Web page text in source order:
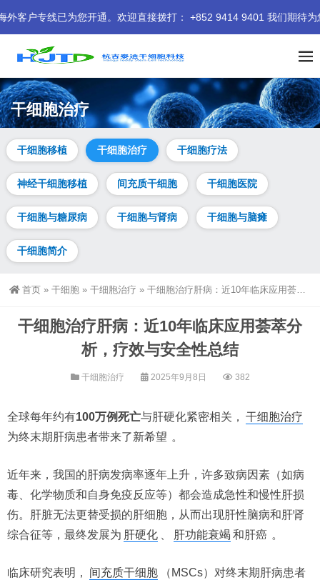
线已为您开通。欢迎直接拨打： +852 9414 9401 我们期待为您服务
干细胞治疗
干细胞移植 干细胞治疗 干细胞疗法
神经干细胞移植 间充质干细胞 干细胞医院
干细胞与糖尿病 干细胞与肾病 干细胞与脑瘫
干细胞简介
首页 » 干细胞 » 干细胞治疗 » 干细胞治疗肝病：近10年临床应用荟萃分析，疗效与安全性总结
干细胞治疗肝病：近10年临床应用荟萃分
析，疗效与安全性总结
干细胞治疗 2025年9月8日 382
全球每年约有100万例死亡与肝硬化紧密相关， 干细胞治疗
为终末期肝病患者带来了新希望 。
近年来，我国的肝病发病率逐年上升，许多致病因素（如病
毒、化学物质和自身免疫反应等）都会造成急性和慢性肝损
伤。肝脏无法更替受损的肝细胞，从而出现肝性脑病和肝肾
综合征等，最终发展为 肝硬化 肝功能衰竭 和肝癌 。
临床研究表明， 间充质干细胞
（MSCs）对终末期肝病患者